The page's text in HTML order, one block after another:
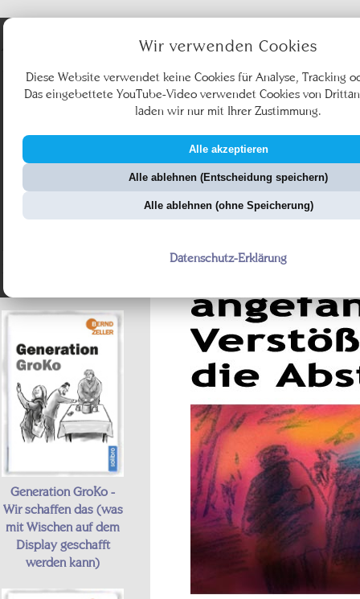
Wir verwenden Cookies
Diese Website verwendet keine Cookies für Analyse, Tracking
Das eingebettete YouTube-Video verwendet Cookies von
laden wir nur mit Ihrer Zustimmung.
Alle akzeptieren
Alle ablehnen (Entscheidung speichern)
Alle ablehnen (ohne Speicherung)
Datenschutz-Erklärung
Generation GroKo -
Wir schaffen das (was
mit Wischen auf dem
Display geschafft
werden kann)